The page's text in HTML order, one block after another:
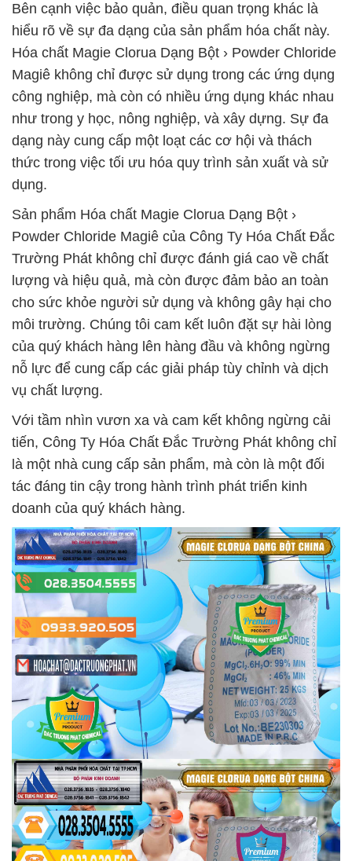
Bên cạnh việc bảo quản, điều quan trọng khác là
hiểu rõ về sự đa dạng của sản phẩm hóa chất này.
Hóa chất Magie Clorua Dạng Bột › Powder Chloride
Magiê không chỉ được sử dụng trong các ứng dụng
công nghiệp, mà còn có nhiều ứng dụng khác nhau
như trong y học, nông nghiệp, và xây dựng. Sự đa
dạng này cung cấp một loạt các cơ hội và thách
thức trong việc tối ưu hóa quy trình sản xuất và sử
dụng.
Sản phẩm Hóa chất Magie Clorua Dạng Bột ›
Powder Chloride Magiê của Công Ty Hóa Chất Đắc
Trường Phát không chỉ được đánh giá cao về chất
lượng và hiệu quả, mà còn được đảm bảo an toàn
cho sức khỏe người sử dụng và không gây hại cho
môi trường. Chúng tôi cam kết luôn đặt sự hài lòng
của quý khách hàng lên hàng đầu và không ngừng
nỗ lực để cung cấp các giải pháp tùy chỉnh và dịch
vụ chất lượng.
Với tầm nhìn vươn xa và cam kết không ngừng cải
tiến, Công Ty Hóa Chất Đắc Trường Phát không chỉ
là một nhà cung cấp sản phẩm, mà còn là một đối
tác đáng tin cậy trong hành trình phát triển kinh
doanh của quý khách hàng.